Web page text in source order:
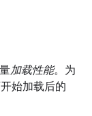
加载性能。为
始加载后的